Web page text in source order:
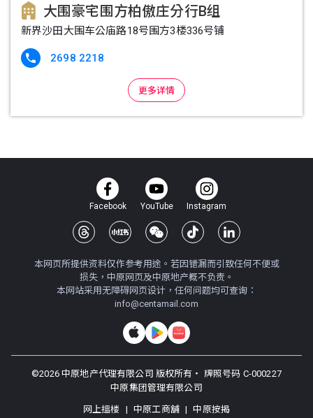
大围豪宅围方柏傲庄分行B组
新界沙田大围车公庙路18号围方3楼336号铺
 2698 2218
更多详情
Facebook YouTube Instagram
本网页所提供资料仅作参考用途。若因错漏而引致任何不便或
损失，中原网页及中原地产概不负责。
本网站采用无障碍网页设计，任何问题均可查询：
info@centamail.com
©2026中原地产代理有限公司 版权所有・ 牌照号码 C-000227
中原集团管理有限公司
网上搵楼 | 中原工商舖 | 中原按揭